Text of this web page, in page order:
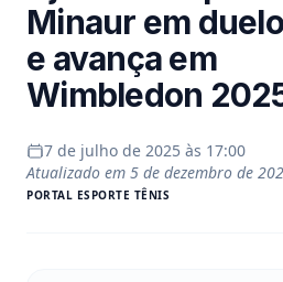
Minaur em
e avança em
Wimbledon
7 de julho de 2025 às 17:00
Atualizado em 5 de dezembro de
PORTAL ESPORTE TÊNIS